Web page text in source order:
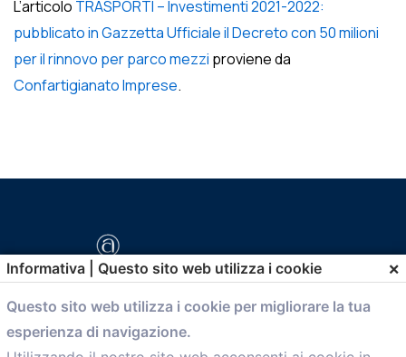
L’articolo TRASPORTI – Investimenti 2021-2022:
pubblicato in Gazzetta Ufficiale il Decreto con 50 milioni
per il rinnovo per parco mezzi proviene da
Confartigianato Imprese.
comunicazione@confartigianato.bo.it
Informativa | Questo sito web utilizza i cookie ×
Questo sito web utilizza i cookie per migliorare la tua
esperienza di navigazione.